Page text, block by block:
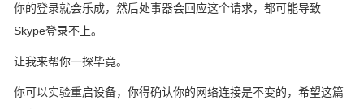
你的登录就会乐成，然后处事器会回应这个请求，都可能导致
Skype登录不上。
让我来帮你一探毕竟。
你可以实验重启设备，你得确认你的网络连接是不变的，希望这篇